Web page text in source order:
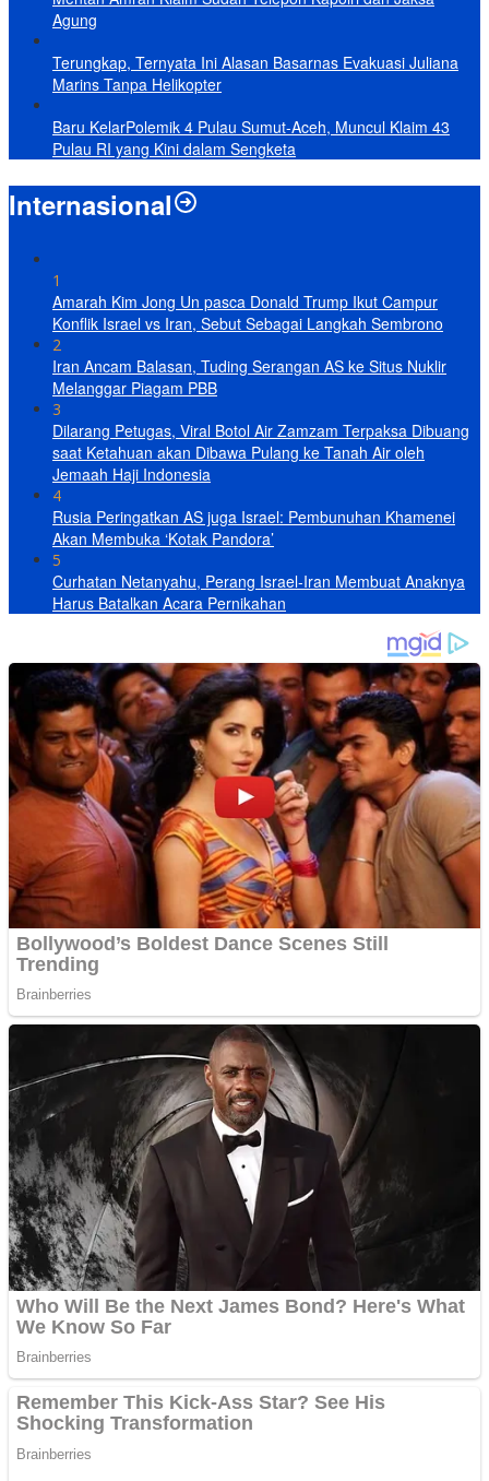
Agung
Terungkap, Ternyata Ini Alasan Basarnas Evakuasi Juliana
Marins Tanpa Helikopter
Baru KelarPolemik 4 Pulau Sumut-Aceh, Muncul Klaim 43
Pulau RI yang Kini dalam Sengketa
Internasional
1
Amarah Kim Jong Un pasca Donald Trump Ikut Campur
Konflik Israel vs Iran, Sebut Sebagai Langkah Sembrono
2
Iran Ancam Balasan, Tuding Serangan AS ke Situs Nuklir
Melanggar Piagam PBB
3
Dilarang Petugas, Viral Botol Air Zamzam Terpaksa Dibuang
saat Ketahuan akan Dibawa Pulang ke Tanah Air oleh
Jemaah Haji Indonesia
4
Rusia Peringatkan AS juga Israel: Pembunuhan Khamenei
Akan Membuka ‘Kotak Pandora’
5
Curhatan Netanyahu, Perang Israel-Iran Membuat Anaknya
Harus Batalkan Acara Pernikahan